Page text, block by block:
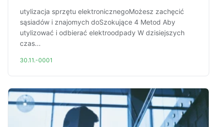
utylizacja sprzętu elektronicznegoMożesz zachęcić
sąsiadów i znajomych doSzokujące 4 Metod Aby
utylizować i odbierać elektroodpady W dzisiejszych
czas...
30.11.-0001